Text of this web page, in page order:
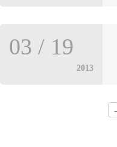
2013
03 / 19